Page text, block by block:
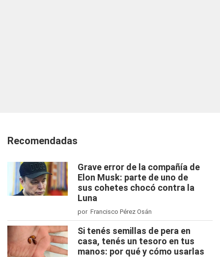
Recomendadas
Grave error de la compañía de
Elon Musk: parte de uno de
sus cohetes chocó contra la
Luna
por Francisco Pérez Osán
Si tenés semillas de pera en
casa, tenés un tesoro en tus
manos: por qué y cómo usarlas